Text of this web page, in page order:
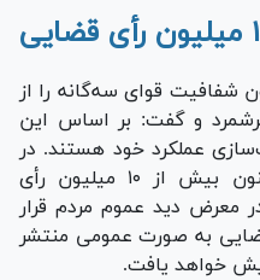
قوه قضاییه بیش از ۱۰ میلیون رأی قضایی
شفافیت قوای سه‌گانه را از
و گفت: بر اساس این
عملکرد خود هستند. در
همین راستا، قوه قضاییه تاکنون بیش از ۱۰ میلیون رأی
معرض دید عموم مردم قرار
به صورت عمومی منتشر
خواهد یافت.